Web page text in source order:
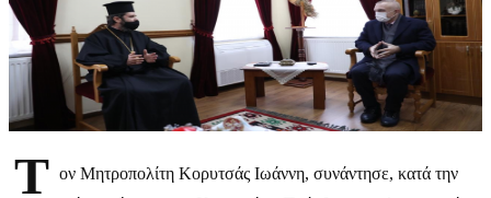
Τ ον Μητροπολίτη Κορυτσάς Ιωάννη, συνάντησε, κατά την